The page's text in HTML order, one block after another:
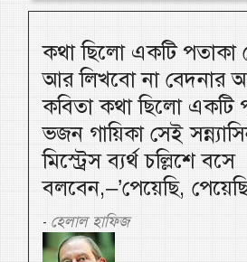
কথা ছিলো একটি পতাকা
আর লিখবো না বেদনার
কবিতা কথা ছিলো একটি
ভজন গায়িকা সেই
মিস্ট্রেস ব্যর্থ চল্লিশে বসে
বলবেন,–’পেয়েছি,
- হেলাল হাফিজ